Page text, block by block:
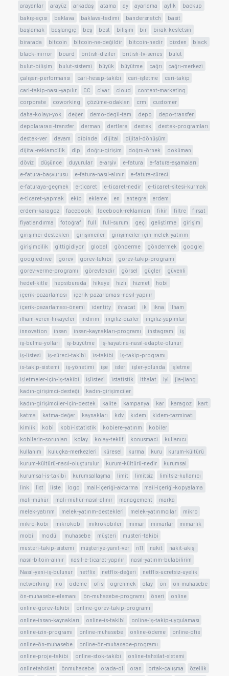
arayanlar arayüz arkadaş atama ay ayarlama aylık
backup
bakış-açısı
baklava baklava-tadimi bandersnatch
basit
başlamak
başlangıç beş best bilişim bir
birak-kesfetsin
birarada
bitcoin bitcoin-ne-değildir bitcoin-nedir bizden
black
black-mirror
board british-diziler british-tv-series
bulut
bulut-bilişim
bulut-sistemi büyük büyütme çağrı
çağrı-merkezi
çalışan-performansı
cari-hesap-takibi cari-işletme
cari-takip
cari-takip-nasıl-yapılır
CC civar cloud
content-marketing
corporate
coworking çözüme-odaklan crm
customer
daha-kolayı-yok
değer demo-degil-tam depo
depo-transfer
depolararası-transfer
derman dertlere destek
destek-programları
destek-ver
devam dibinde dijital
dijital-dönüşüm
dijital-reklamcilik
dip doğru-girişim doğru-örnek
doküman
döviz
düşünce duyurular e-arşiv e-fatura
e-fatura-aşamaları
e-fatura-başvurusu
e-fatura-nasıl-alınır
e-fatura-süreci
e-faturaya-geçmek
e-ticaret e-ticaret-nedir
e-ticaret-sitesi-kurmak
e-ticaret-yapmak
ekip ekleme en entegre
erdem
erdem-karagoz
facebook facebook-reklamları fikir filtre
fırsat
fiyatlandırma
fotoğraf full full-surum geç geliştirme
girişim
girişimci-destekleri
girişimciler
girişimciler-için-melek-yatırım
girişimcilik
gittigidiyor global gönderme göndermek
google
googledrive
görev gorev-takibi
gorev-takip-programı
gorev-verme-programı
görevlendir görsel güçler
güvenli
hedef-kitle
hepsiburada hikaye hızlı hizmet
hobi
içerik-pazarlaması
içerik-pazarlaması-nasıl-yapılır
içerik-pazarlaması-önemi
identity ihracat ik ikna
ilham
ilham-veren-hikayeler
indirim ingiliz-diziler
ingiliz-yapimlar
innovation
insan insan-kaynakları-programı instagram
iş
iş-bulma-yolları
iş-büyütme
iş-hayatına-nasıl-adapte-olunur
iş-listesi
iş-süreci-takibi is-takibi
iş-takip-programı
is-takip-sistemi
iş-yönetimi işe isler işler-yolunda
işletme
işletmeler-için-iş-takibi
işlistesi istatistik ithalat iyi
jia-jiang
kadın-girişimci-desteği
kadın-girişimciler
kadın-girişimciler-için-destek
kalite kampanya kar karagoz
kart
katma
katma-değer kaynakları kdv kıdem
kidem-tazminatı
kimlik
kobi kobi-istatistik kobiere-yatırım
kobiler
kobilerin-sorunları
kolay kolay-teklif konusmaci
kullanıcı
kullanım
kuluçka-merkezleri küresel kurma kuru
kurum-kültürü
kurum-kültürü-nasıl-oluşturulur
kurum-kültürü-nedir
kurumsal
kurumsal-is-takibi
kurumsallaşma limit limitsiz
limitsiz-kullanıcı
link
list liste logo mail-içeriği-aktarma
mail-içeriği-kopyalama
mali-mühür
mali-mühür-nasıl-alınır management
marka
melek-yatırım
melek-yatırım-destekleri melek-yatırımcılar
mikro
mikro-kobi
mikrokobi mikrokobiler mimar mimarlar
mimarlık
mobil
modül muhasebe müşteri
musteri-takibi
musteri-takip-sistemi
müşteriye-yanıt-ver n11 nakit
nakit-akışı
nasıl-bitoin-alınır
nasıl-e-ticaret-yapılır
nasıl-yatırım-bulabilirim
Nasıl-yeni-iş-bulunur
netflix netflix-değeri
netflix-ucretsiz-uyelik
networking
no ödeme ofis ogrenmek olay ön
on-muhasebe
ön-muhasebe-elemanı
ön-muhasebe-programı öneri
online
online-gorev-takibi
online-gorev-takip-programı
online-insan-kaynakları
online-is-takibi
online-iş-takip-uygulaması
online-izin-programı
online-muhasebe online-ödeme
online-ofis
online-ön-muhasebe
online-ön-muhasebe-programı
online-proje-takibi
online-stok-takibi
online-tahsilat-sistemi
onlinetahsilat
önmuhasebe orada-ol oran ortak-çalışma
özellik